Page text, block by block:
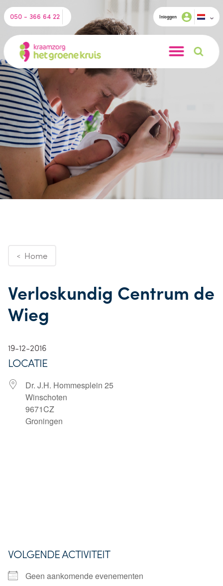
050 - 366 64 22 Inloggen
< Home
Verloskundig Centrum de
Wieg
19-12-2016
LOCATIE
Dr. J.H. Hommesplein 25
Winschoten
9671CZ
Groningen
VOLGENDE ACTIVITEIT
Geen aankomende evenementen